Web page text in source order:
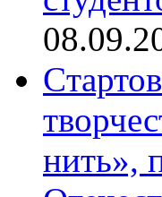
нить»,